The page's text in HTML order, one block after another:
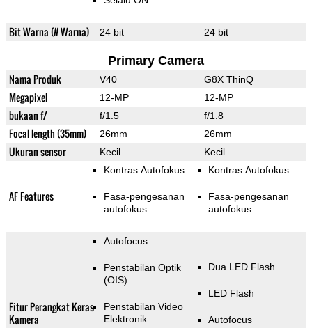
Bit Warna (# Warna) 24 bit 24 bit
Primary Camera
Nama Produk V40 G8X ThinQ
Megapixel 12-MP 12-MP
bukaan f/ f/1.5 f/1.8
Focal length (35mm) 26mm 26mm
Ukuran sensor Kecil Kecil
AF Features
Kontras Autofokus
Fasa-pengesanan
autofokus
Kontras Autofokus
Fasa-pengesanan
autofokus
Fitur Perangkat Keras
Kamera
Autofocus
Penstabilan Optik
(OIS)
Penstabilan Video
Elektronik
Dua LED Flash
LED Flash
Autofocus